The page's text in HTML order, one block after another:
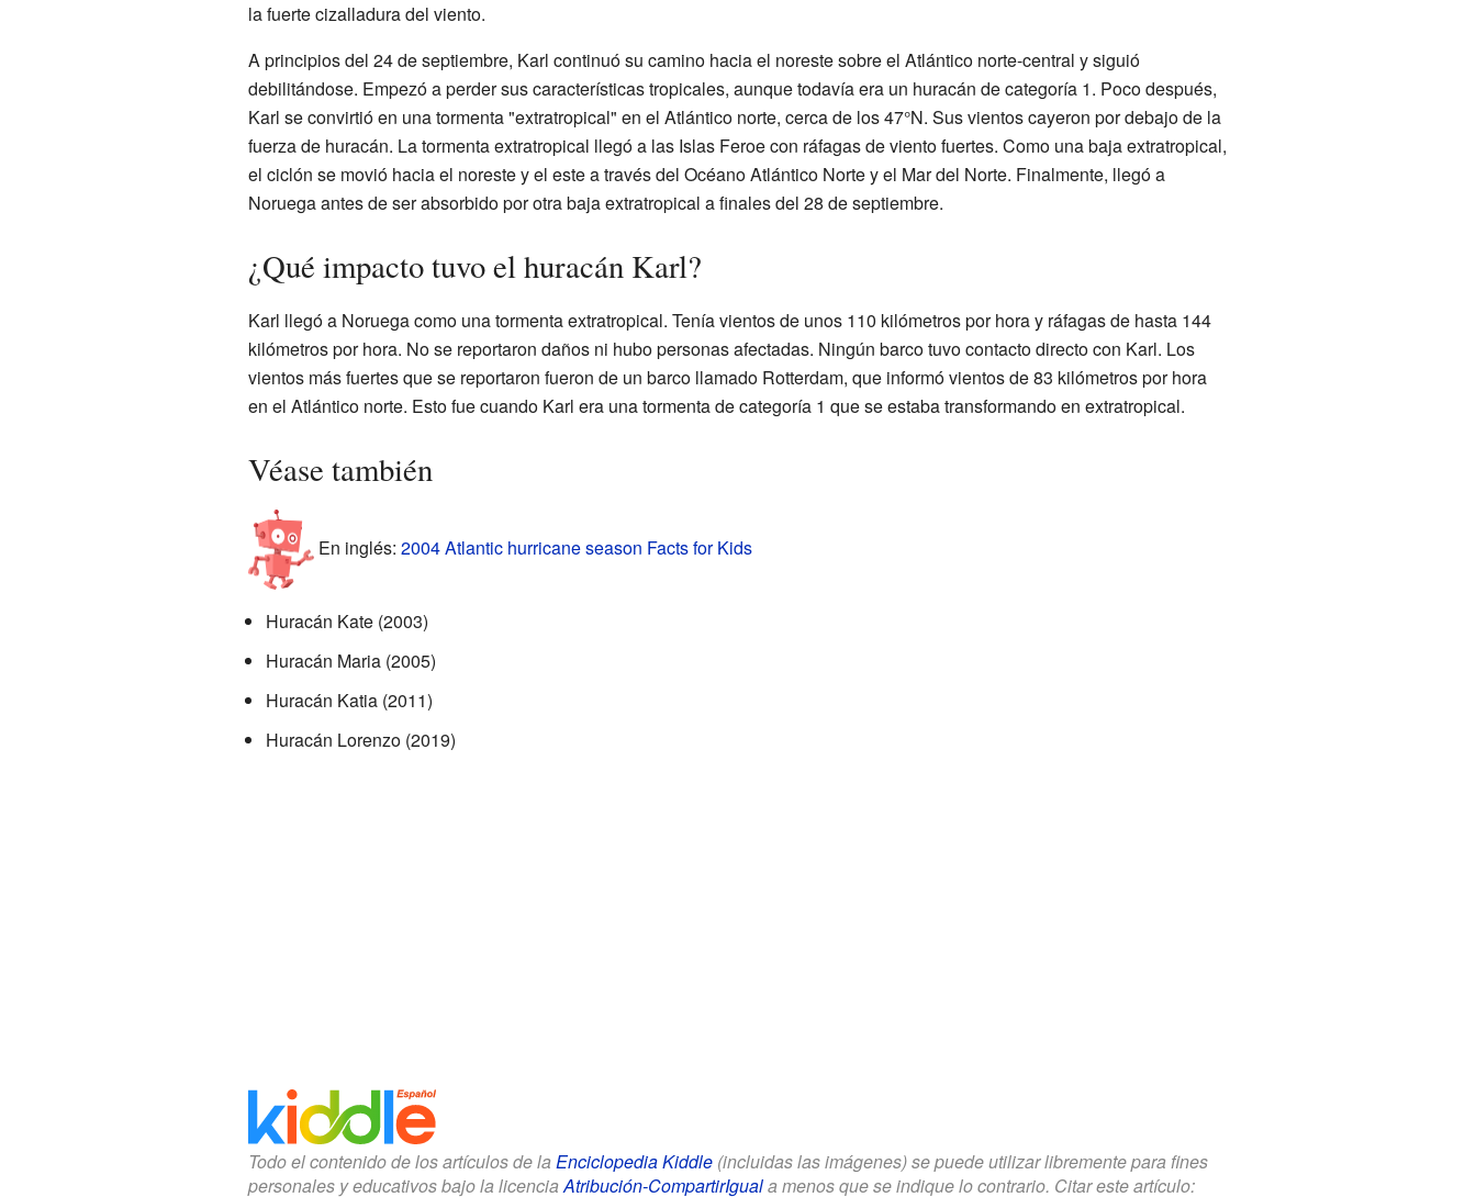
la fuerte cizalladura del viento.
A principios del 24 de septiembre, Karl continuó su camino hacia el noreste sobre el Atlántico norte-central y siguió
debilitándose. Empezó a perder sus características tropicales, aunque todavía era un huracán de categoría 1. Poco después,
Karl se convirtió en una tormenta "extratropical" en el Atlántico norte, cerca de los 47°N. Sus vientos cayeron por debajo de la
fuerza de huracán. La tormenta extratropical llegó a las Islas Feroe con ráfagas de viento fuertes. Como una baja extratropical,
el ciclón se movió hacia el noreste y el este a través del Océano Atlántico Norte y el Mar del Norte. Finalmente, llegó a
Noruega antes de ser absorbido por otra baja extratropical a finales del 28 de septiembre.
¿Qué impacto tuvo el huracán Karl?
Karl llegó a Noruega como una tormenta extratropical. Tenía vientos de unos 110 kilómetros por hora y ráfagas de hasta 144
kilómetros por hora. No se reportaron daños ni hubo personas afectadas. Ningún barco tuvo contacto directo con Karl. Los
vientos más fuertes que se reportaron fueron de un barco llamado Rotterdam, que informó vientos de 83 kilómetros por hora
en el Atlántico norte. Esto fue cuando Karl era una tormenta de categoría 1 que se estaba transformando en extratropical.
Véase también
En inglés: 2004 Atlantic hurricane season Facts for Kids
Huracán Kate (2003)
Huracán Maria (2005)
Huracán Katia (2011)
Huracán Lorenzo (2019)
Todo el contenido de los artículos de la Enciclopedia Kiddle(incluidas las imágenes) se puede utilizar libremente para fines
personales y educativos bajo la licenciaAtribución-CompartirIguala menos que se indique lo contrario. Citar este artículo: